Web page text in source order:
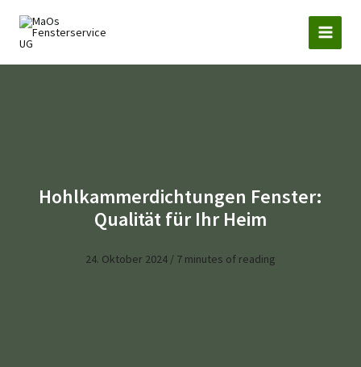
Inhalt
springen
Hohlkammerdichtungen Fenster:
Qualität für Ihr Heim
24. Oktober 2024 / 7 minutes of reading